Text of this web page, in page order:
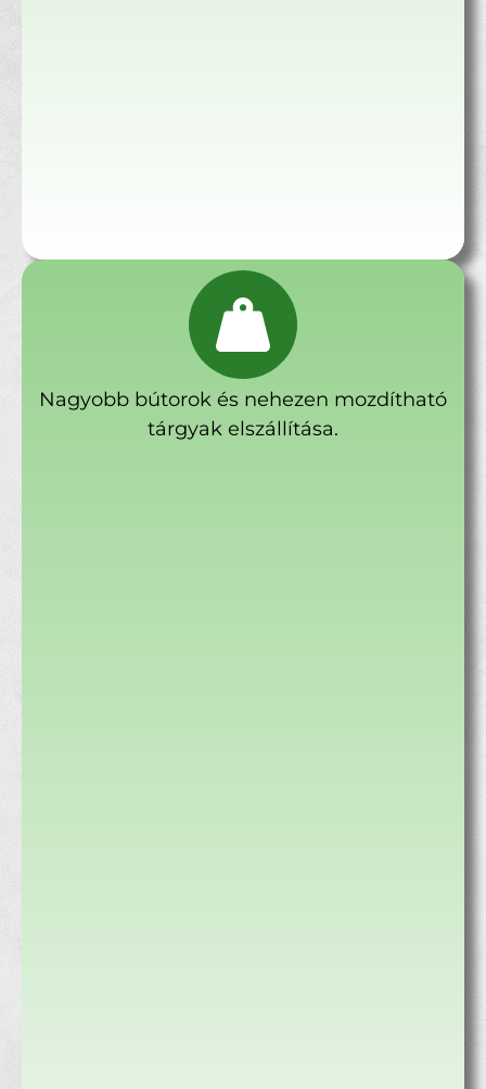
Nagyobb bútorok és nehezen mozdítható
tárgyak elszállítása.